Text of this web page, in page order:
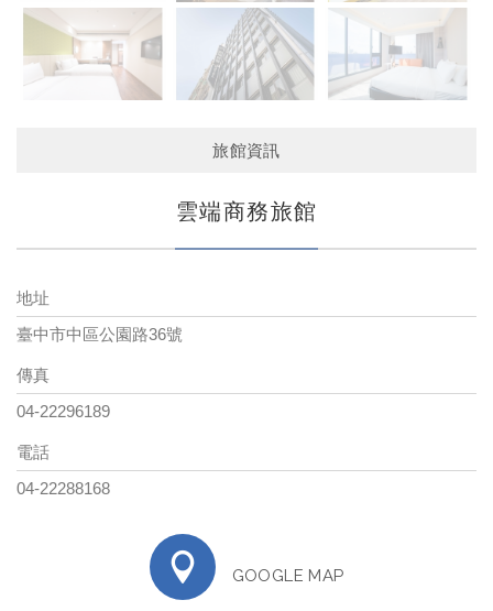
旅館資訊
雲端商務旅館
地址
臺中市中區公園路36號
傳真
04-22296189
電話
04-22288168
GOOGLE MAP